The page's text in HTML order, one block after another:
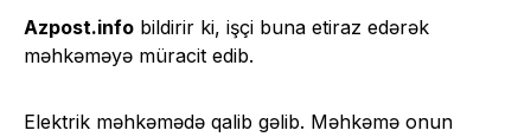
Azpost.info bildirir ki, işçi buna etiraz edərək
məhkəməyə müracit edib.
Elektrik məhkəmədə qalib gəlib. Məhkəmə onun